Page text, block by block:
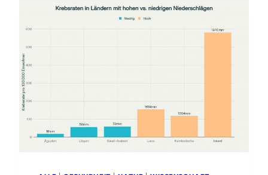
LAUT
BESEITIGT
WERDEN
MIT